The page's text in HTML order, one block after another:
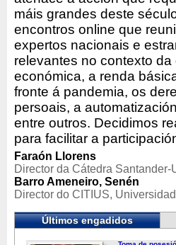
máis grandes deste
encontros online que
expertos nacionais e
relevantes no contexto
económica, a renda
fronte á pandemia, os
persoais, a
entre outros. Decidimos
para facilitar a
Faraón Llorens
Director da Cátedra
Barro Ameneiro, Senén
Director do CITIUS,
Últimos engadidos